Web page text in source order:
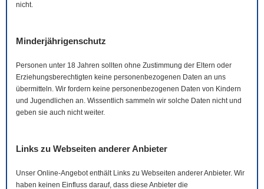
nicht.
Minderjährigenschutz
Personen unter 18 Jahren sollten ohne Zustimmung der Eltern oder
Erziehungsberechtigten keine personenbezogenen Daten an uns
übermitteln. Wir fordern keine personenbezogenen Daten von Kindern
und Jugendlichen an. Wissentlich sammeln wir solche Daten nicht und
geben sie auch nicht weiter.
Links zu Webseiten anderer Anbieter
Unser Online-Angebot enthält Links zu Webseiten anderer Anbieter. Wir
haben keinen Einfluss darauf, dass diese Anbieter die